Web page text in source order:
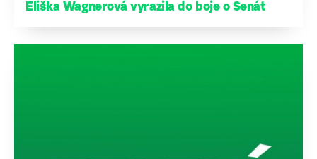
Eliška Wagnerová vyrazila do boje o Senát